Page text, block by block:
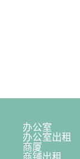
办公室
办公室出租
商厦